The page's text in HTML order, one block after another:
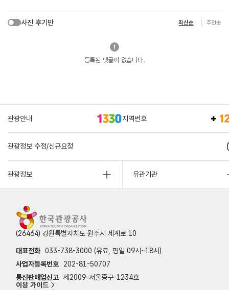
사진 후기만 최신순 추천순
등록된 댓글이 없습니다.
관광안내 지역번호
관광정보 수정/신규요청
관광정보 유관기관
(26464) 강원특별자치도 원주시 세계로 10
대표전화 033-738-3000 (유료, 평일 09시~18시)
사업자등록번호
202-81-50707
통신판매업신고 제2009-서울중구-1234호
이용 가이드